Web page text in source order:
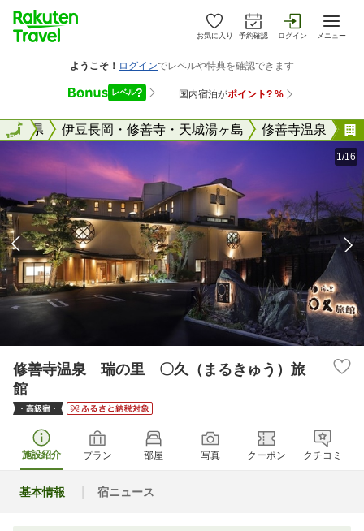
お気に入り 予約確認 ログイン メニュー
静岡県 伊豆長岡・修善寺・天城湯ヶ島 修善寺温泉
全国
1/16
修善寺温泉 瑞の里 〇久（まるきゅう）旅
館
施設紹介 プラン 部屋 写真 クーポン クチコミ
基本情報 宿ニュース